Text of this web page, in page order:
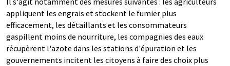
appliquent les engrais et stockent le fumier plus
efficacement, les détaillants et les consommateurs
gaspillent moins de nourriture, les compagnies des eaux
récupèrent l'azote dans les stations d'épuration et les
gouvernements incitent les citoyens à faire des choix plus